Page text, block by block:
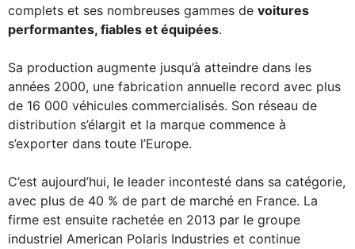
complets et ses nombreuses gammes de voitures
performantes, fiables et équipées.
Sa production augmente jusqu’à atteindre dans les
années 2000, une fabrication annuelle record avec plus
de 16 000 véhicules commercialisés. Son réseau de
distribution s’élargit et la marque commence à
s’exporter dans toute l’Europe.
C’est aujourd’hui, le leader incontesté dans sa catégorie,
avec plus de 40 % de part de marché en France. La
firme est ensuite rachetée en 2013 par le groupe
industriel American Polaris Industries et continue